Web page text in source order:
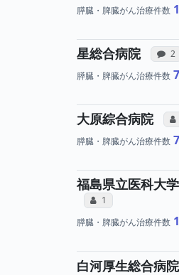
膵臓・脾臓がん治療件数
星総合病院 感2
膵臓・脾臓がん治療件数
大原綜合病院
膵臓・脾臓がん治療件数
福島県立医科大
コミュニケーション
1 所属医師へ
膵臓・脾臓がん治療件数
白河厚生総合病院